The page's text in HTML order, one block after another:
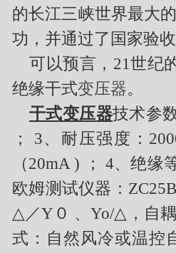
的长江三峡世界最大
功，并通过了国家验
可以预言， 21世纪
绝缘干式变压器。
干式变压器技术参
； 3、耐压强度：
（20mA ) ； 4、绝缘
欧姆测试仪器：
△ ／Y ０ 、Yo/△ ，自
式：自然风冷或温控